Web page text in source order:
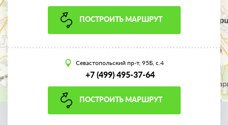
ПОСТРОИТЬ МАРШРУТ
Севастопольский пр-т, 95Б, с.4
+7 (499) 495-37-64
ПОСТРОИТЬ МАРШРУТ